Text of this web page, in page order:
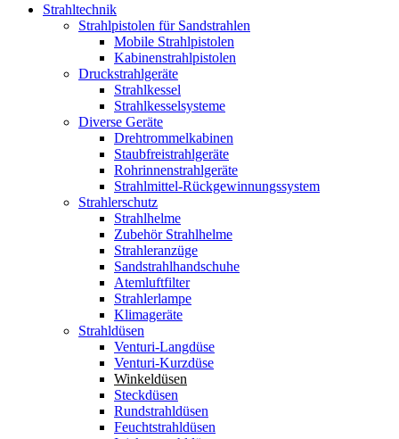
Strahltechnik
Strahlpistolen für Sandstrahlen
Mobile Strahlpistolen
Kabinenstrahlpistolen
Druckstrahlgeräte
Strahlkessel
Strahlkesselsysteme
Diverse Geräte
Drehtrommelkabinen
Staubfreistrahlgeräte
Rohrinnenstrahlgeräte
Strahlmittel-Rückgewinnungssystem
Strahlerschutz
Strahlhelme
Zubehör Strahlhelme
Strahleranzüge
Sandstrahlhandschuhe
Atemluftfilter
Strahlerlampe
Klimageräte
Strahldüsen
Venturi-Langdüse
Venturi-Kurzdüse
Winkeldüsen
Steckdüsen
Rundstrahldüsen
Feuchtstrahldüsen